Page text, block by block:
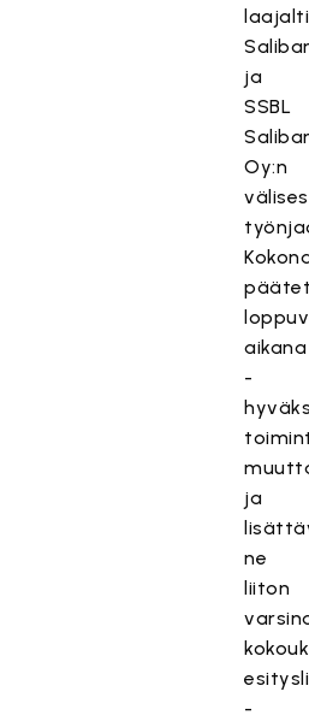
laajalti
ja
SSBL
Oy:n
aikana
-
ja
ne
liiton
-